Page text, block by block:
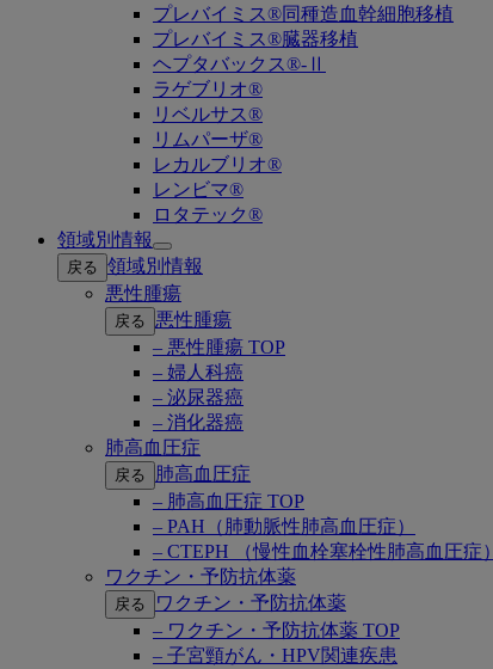
プレバイミス®同種造血幹細胞移植
プレバイミス®臓器移植
ヘプタバックス®-Ⅱ
ラゲブリオ®
リベルサス®
リムパーザ®
レカルブリオ®
レンビマ®
ロタテック®
領域別情報
Open
submenu
戻る 領域別情報
悪性腫瘍
戻る
悪性腫瘍
– 悪性腫瘍 TOP
– 婦人科癌
– 泌尿器癌
– 消化器癌
肺高血圧症
戻る
肺高血圧症
– 肺高血圧症 TOP
– PAH（肺動脈性肺高血圧症）
– CTEPH （慢性血栓塞栓性肺高血圧症）
ワクチン・予防抗体薬
戻る
ワクチン・予防抗体薬
– ワクチン・予防抗体薬 TOP
– 子宮頸がん・HPV関連疾患